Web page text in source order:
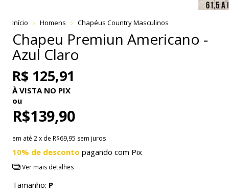
Início Homens Chapéus Country Masculinos
Chapeu Premiun Americano -
Azul Claro
R$ 125,91
À VISTA NO PIX
ou
R$139,90
em até 2x de R$69,95 sem juros
10% de desconto pagando com Pix
Ver mais detalhes
Tamanho: P